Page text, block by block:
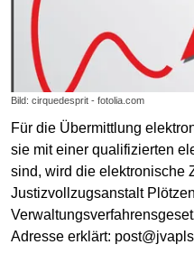
Bild: cirquedesprit - fotolia.com
Für die Übermittlung
sie mit einer qualifizierten
sind, wird die elektronische
Justizvollzugsanstalt
Adresse erklärt: